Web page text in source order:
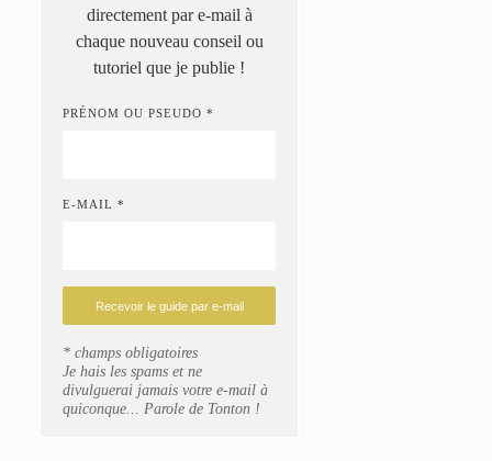
directement par e-mail à
chaque nouveau conseil ou
tutoriel que je publie !
PRÉNOM OU PSEUDO *
E-MAIL *
* champs obligatoires
Je hais les spams et ne
divulguerai jamais votre e-mail à
quiconque... Parole de Tonton !